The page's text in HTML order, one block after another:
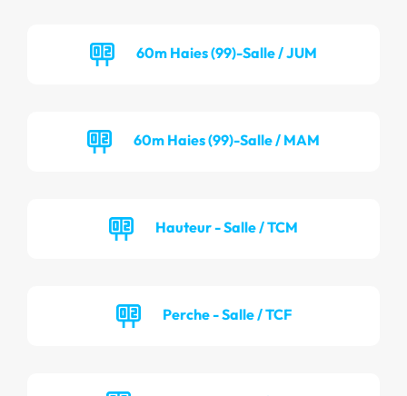
60m Haies (99)-Salle / JUM
60m Haies (99)-Salle / MAM
Hauteur - Salle / TCM
Perche - Salle / TCF